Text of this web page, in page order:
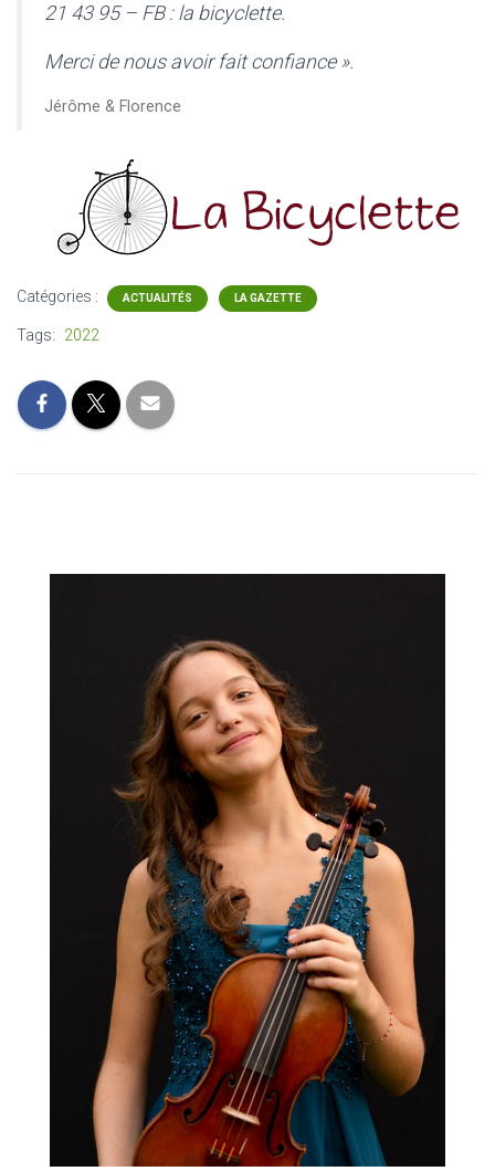
21 43 95 – FB : la bicyclette.
Merci de nous avoir fait confiance ».
Jérôme & Florence
Catégories : ACTUALITÉS LA GAZETTE
Tags: 2022